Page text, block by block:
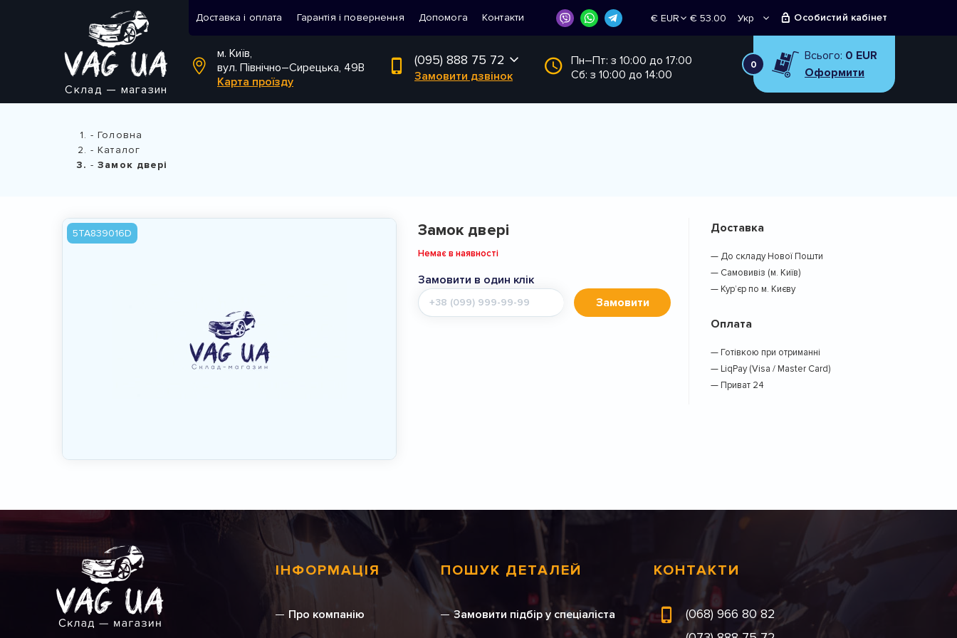
Склад — магазин
Доставка і оплата Гарантія і повернення Допомога Контакти
€ EUR
€ 53.00
Укр
Особистий кабінет
м. Київ,
вул. Північно–Сирецька, 49В
Карта проїзду
(095) 888 75 72
Замовити дзвінок
Пн–Пт: з 10:00 до 17:00
Сб: з 10:00 до 14:00
0
Всього: 0 EUR
Оформити
Головна
Каталог
Замок двері
5TA839016D Замок двері
Немає в наявності
Замовити в один клік
Мобільний
телефон
Замовити
Доставка
— До складу Нової Пошти
— Самовивіз (м. Київ)
— Кур’єр по м. Києву
Оплата
— Готівкою при отриманні
— LiqPay (Visa / Master Card)
— Приват 24
ІНФОРМАЦІЯ
Про компанію
ПОШУК ДЕТАЛЕЙ
Замовити підбір у спеціаліста
КОНТАКТИ
(068) 966 80 82